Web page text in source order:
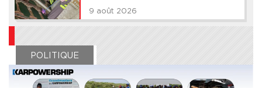
9 août 2026
POLITIQUE